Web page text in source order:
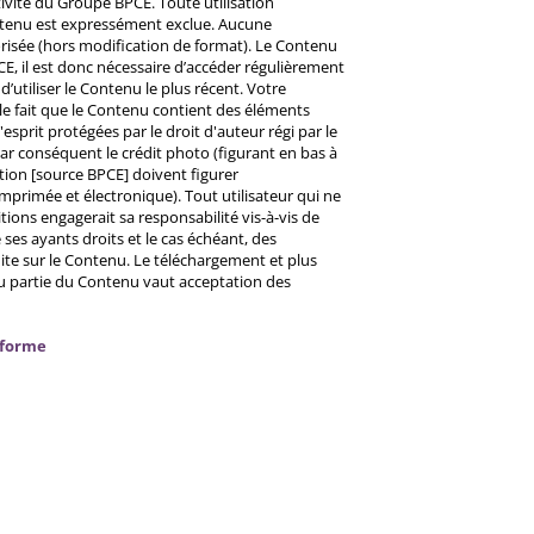
est expressément exclue. Aucune
(hors modification de format). Le Contenu
il est donc nécessaire d’accéder régulièrement
le Contenu le plus récent. Votre
fait que le Contenu contient des éléments
protégées par le droit d'auteur régi par le
conséquent le crédit photo (figurant en bas à
[source BPCE] doivent figurer
et électronique). Tout utilisateur qui ne
engagerait sa responsabilité vis-à-vis de
ayants droits et le cas échéant, des
sur le Contenu. Le téléchargement et plus
partie du Contenu vaut acceptation des